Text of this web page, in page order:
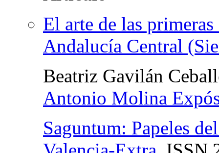
El arte de las
Andalucía Central
Beatriz Gavilán
Antonio Molina
Saguntum: Papeles